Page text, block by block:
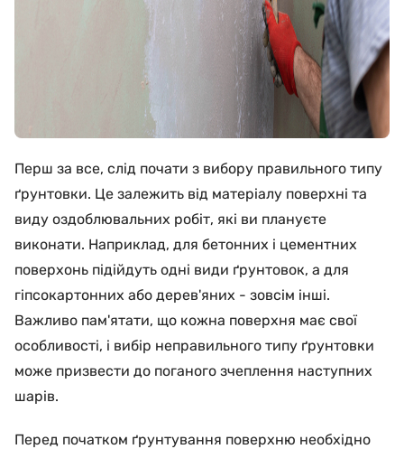
Перш за все, слід почати з вибору правильного типу
ґрунтовки. Це залежить від матеріалу поверхні та
виду оздоблювальних робіт, які ви плануєте
виконати. Наприклад, для бетонних і цементних
поверхонь підійдуть одні види ґрунтовок, а для
гіпсокартонних або дерев'яних - зовсім інші.
Важливо пам'ятати, що кожна поверхня має свої
особливості, і вибір неправильного типу ґрунтовки
може призвести до поганого зчеплення наступних
шарів.
Перед початком ґрунтування поверхню необхідно